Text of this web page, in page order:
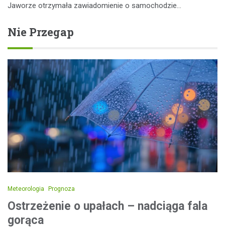
Jaworze otrzymała zawiadomienie o samochodzie…
Nie Przegap
Meteorologia Prognoza
Ostrzeżenie o upałach – nadciąga fala
gorąca